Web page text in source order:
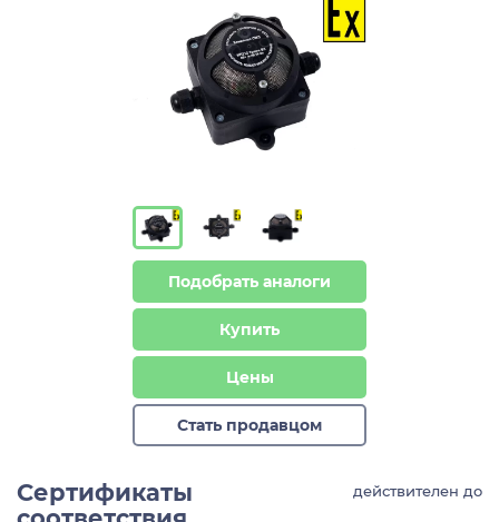
Подобрать аналоги
Купить
Цены
Стать продавцом
Сертификаты
действителен до